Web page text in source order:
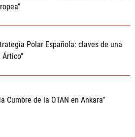
Polar Española: claves de una
Cumbre de la OTAN en Ankara”